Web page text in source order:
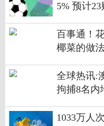
5% 预计
百事通！
椰菜的做
全球热讯:
拘捕8名内
机构紧急
1033万人